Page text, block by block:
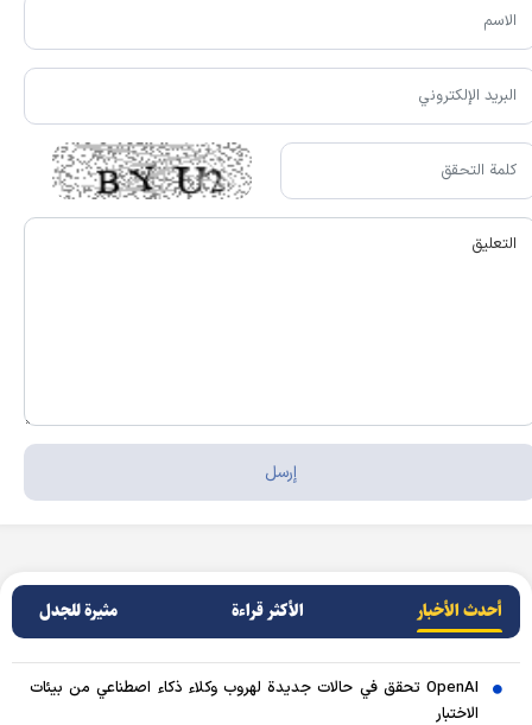
أحدث الأخبار الأکثر قراءة مثيرة للجدل
OpenAI تحقق في حالات جديدة لهروب وكلاء ذكاء اصطناعي من بيئات
الاختبار